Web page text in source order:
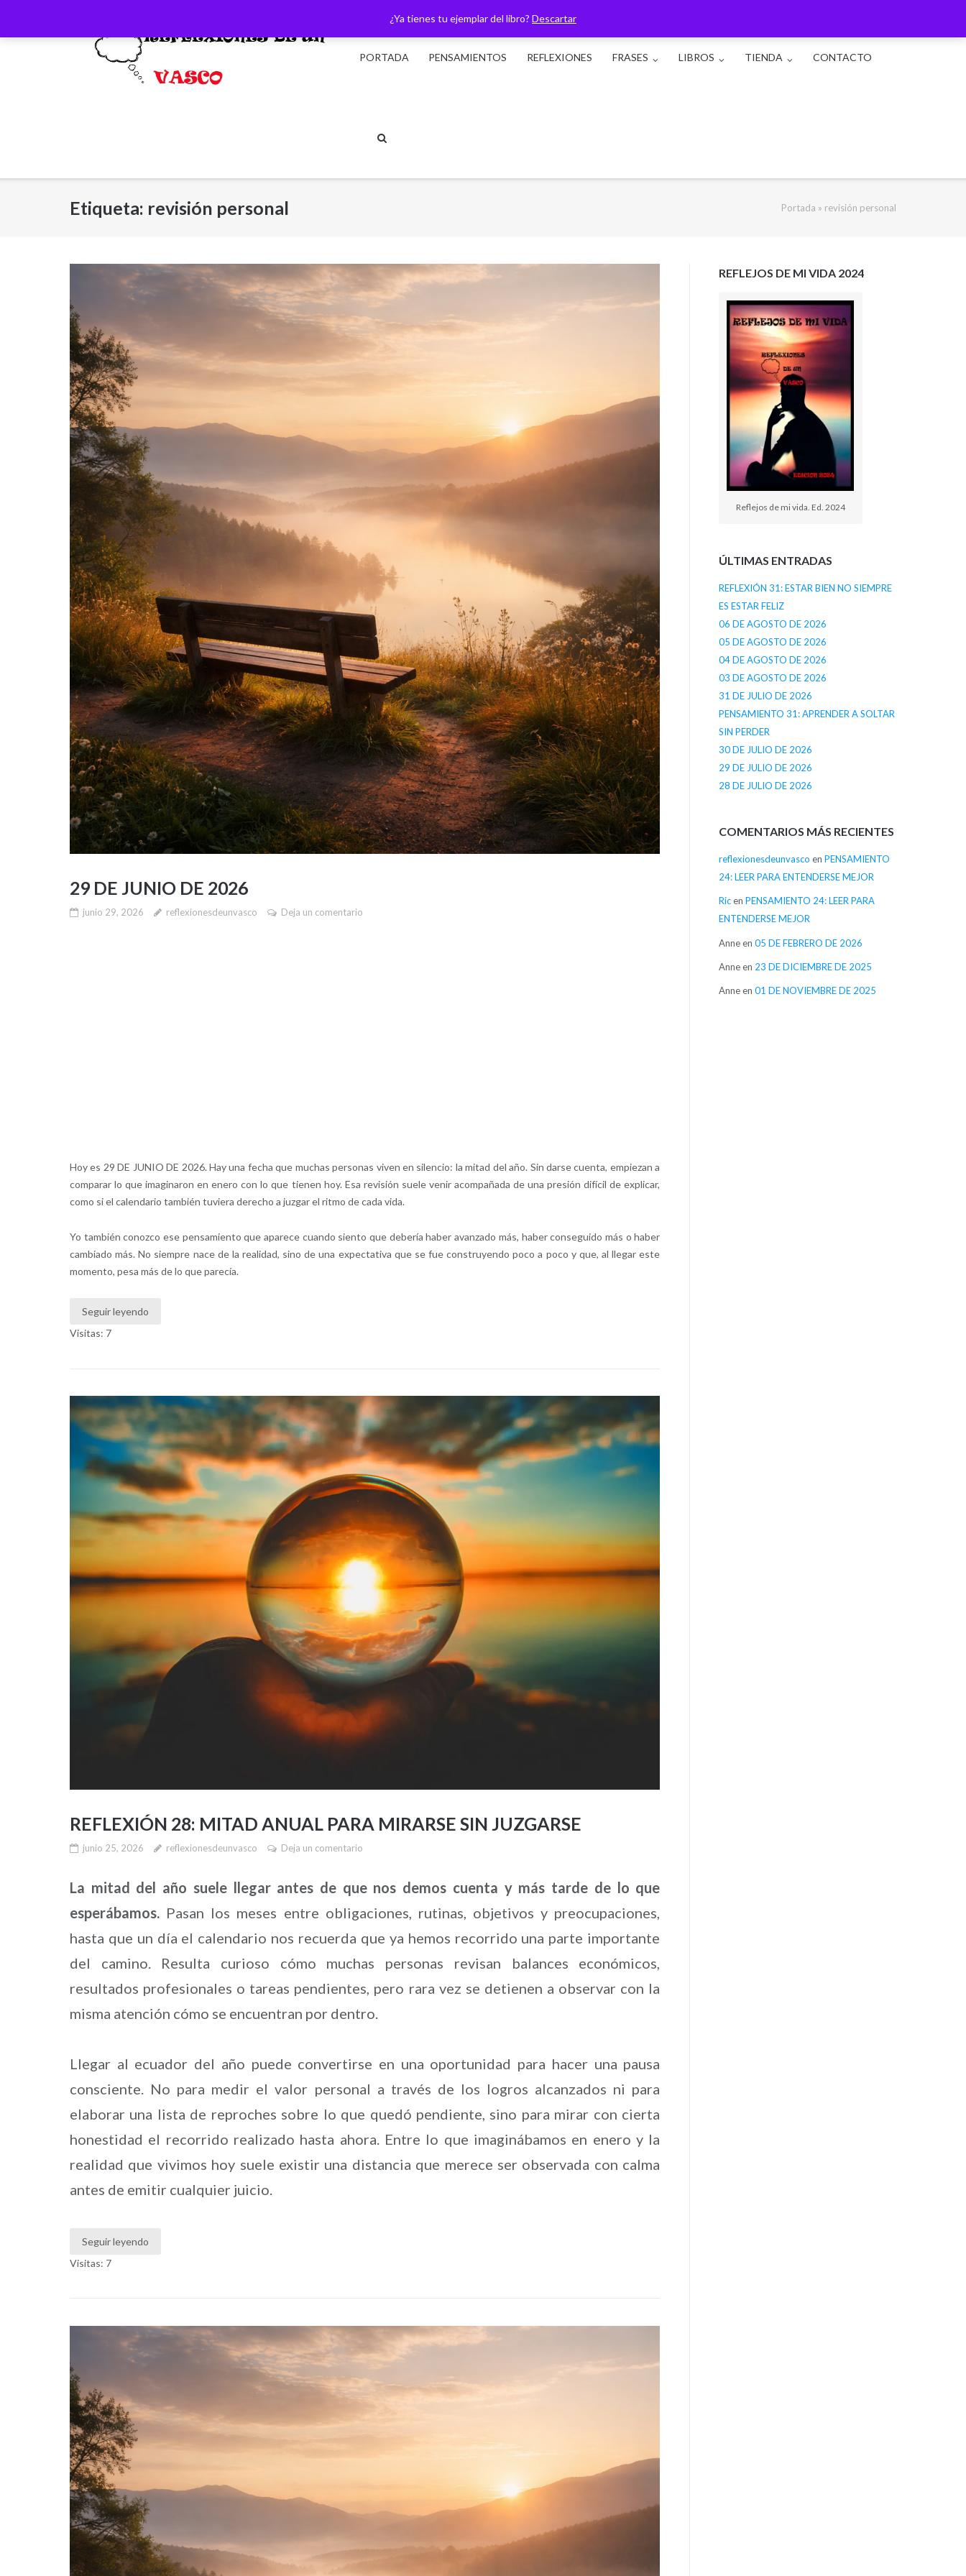
¿Ya tienes tu ejemplar del libro? Descartar
PORTADA
PENSAMIENTOS REFLEXIONES FRASES LIBROS TIENDA CONTACTO
Etiqueta: revisión personal Portada » revisión personal
29 DE JUNIO DE 2026
junio 29, 2026 reflexionesdeunvasco Deja un comentario
Hoy es 29 DE JUNIO DE 2026. Hay una fecha que muchas personas viven en silencio: la mitad del año. Sin darse cuenta, empiezan a
comparar lo que imaginaron en enero con lo que tienen hoy. Esa revisión suele venir acompañada de una presión difícil de explicar,
como si el calendario también tuviera derecho a juzgar el ritmo de cada vida.
Yo también conozco ese pensamiento que aparece cuando siento que debería haber avanzado más, haber conseguido más o haber
cambiado más. No siempre nace de la realidad, sino de una expectativa que se fue construyendo poco a poco y que, al llegar este
momento, pesa más de lo que parecía.
Seguir leyendo
Visitas: 7
REFLEXIÓN 28: MITAD ANUAL PARA MIRARSE SIN JUZGARSE
junio 25, 2026 reflexionesdeunvasco Deja un comentario
La mitad del año suele llegar antes de que nos demos cuenta y más tarde de lo que
esperábamos.Pasan los meses entre obligaciones, rutinas, objetivos y preocupaciones,
hasta que un día el calendario nos recuerda que ya hemos recorrido una parte importante
del camino. Resulta curioso cómo muchas personas revisan balances económicos,
resultados profesionales o tareas pendientes, pero rara vez se detienen a observar con la
misma atención cómo se encuentran por dentro.
Llegar al ecuador del año puede convertirse en una oportunidad para hacer una pausa
consciente. No para medir el valor personal a través de los logros alcanzados ni para
elaborar una lista de reproches sobre lo que quedó pendiente, sino para mirar con cierta
honestidad el recorrido realizado hasta ahora. Entre lo que imaginábamos en enero y la
realidad que vivimos hoy suele existir una distancia que merece ser observada con calma
antes de emitir cualquier juicio.
Seguir leyendo
Visitas: 7
REFLEJOS DE MI VIDA 2024
Reflejos de mi vida. Ed. 2024
ÚLTIMAS ENTRADAS
REFLEXIÓN 31: ESTAR BIEN NO SIEMPRE
ES ESTAR FELIZ
06 DE AGOSTO DE 2026
05 DE AGOSTO DE 2026
04 DE AGOSTO DE 2026
03 DE AGOSTO DE 2026
31 DE JULIO DE 2026
PENSAMIENTO 31: APRENDER A SOLTAR
SIN PERDER
30 DE JULIO DE 2026
29 DE JULIO DE 2026
28 DE JULIO DE 2026
COMENTARIOS MÁS RECIENTES
reflexionesdeunvasco en PENSAMIENTO
24: LEER PARA ENTENDERSE MEJOR
Ricen PENSAMIENTO 24: LEER PARA
ENTENDERSE MEJOR
Anneen 05 DE FEBRERO DE 2026
Anneen 23 DE DICIEMBRE DE 2025
Anneen 01 DE NOVIEMBRE DE 2025